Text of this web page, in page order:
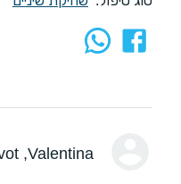
Valentina
, Rehovot